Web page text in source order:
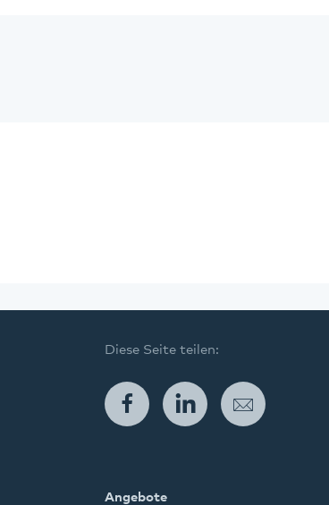
Diese Seite teilen:
FacebookLinkedIn
Angebote